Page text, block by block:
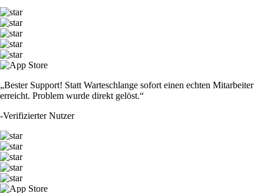
„Bester Support! Statt Warteschlange sofort einen echten Mitarbeiter
erreicht. Problem wurde direkt gelöst.“
-Verifizierter Nutzer